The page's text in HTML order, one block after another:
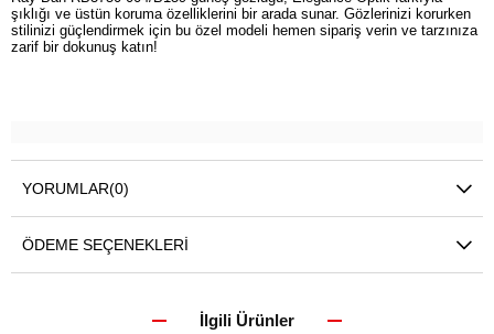
şıklığı ve üstün koruma özelliklerini bir arada sunar. Gözlerinizi korurken
stilinizi güçlendirmek için bu özel modeli hemen sipariş verin ve tarzınıza
zarif bir dokunuş katın!
YORUMLAR(0)
ÖDEME SEÇENEKLERI
İlgili Ürünler